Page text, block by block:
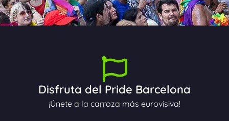
Disfruta del Pride Barcelona
¡Únete a la carroza más eurovisiva!